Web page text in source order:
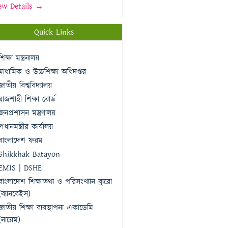
Details →
Quick Links
মন্ত্রনালয়
ও উচ্চশিক্ষা অধিদপ্তর
বিশ্ববিদ্যালয়
শিক্ষা বোর্ড
মন্ত্রণালয়
কার্যালয়
ফরম
Batayon
| DSHE
শিক্ষাতথ্য ও পরিসংখ্যান ব্যুরো
শিক্ষা ব্যবস্থাপনা একাডেমি